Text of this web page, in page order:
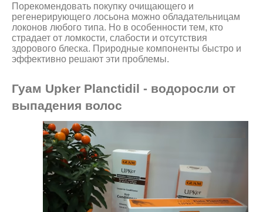
Порекомендовать покупку очищающего и
регенерирующего лосьона можно обладательницам
локонов любого типа. Но в особенности тем, кто
страдает от ломкости, слабости и отсутствия
здорового блеска. Природные компоненты быстро и
эффективно решают эти проблемы.
Гуам Upker Planctidil - водоросли от
выпадения волос